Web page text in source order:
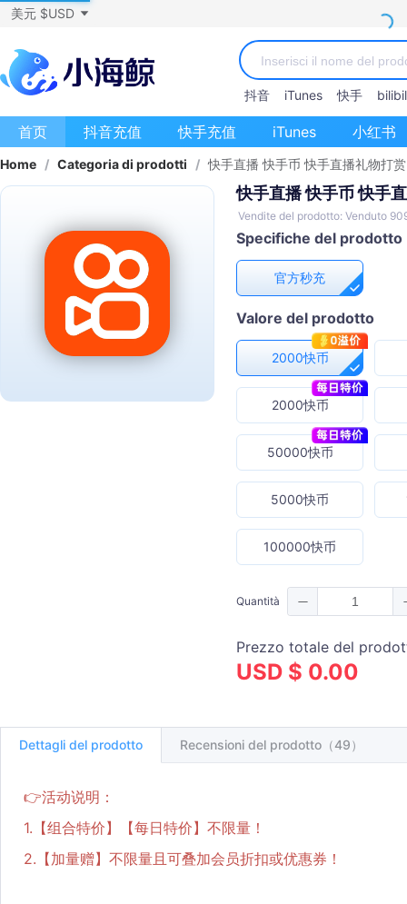
美元 $USD
抖音 iTunes 快手
首页 抖音充值 快手充值 iTunes 小红书
Home / Categoria di prodotti / 快手直播 快手币 快手直播礼物打
快手直播 快手币 快手
Vendite del prodotto: Venduto
Specifiche del prodotto
官方秒充
Valore del prodotto
2000快币
2000快币
50000快币
5000快币
100000快币
Quantità
Prezzo totale del
USD $ 0.00
Dettagli del prodotto Recensioni del prodotto（49）
👉活动说明：
1.【组合特价】【每日特价】不限量！
2.【加量赠】不限量且可叠加会员折扣或优惠券！